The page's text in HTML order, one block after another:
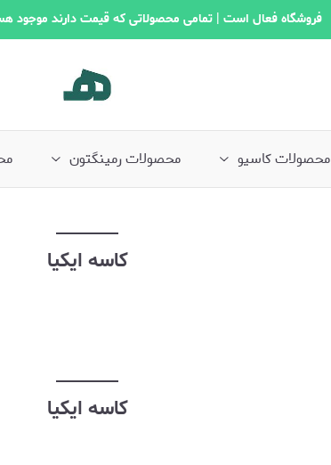
فروشگاه فعال است | تمامی محصولاتی که قیمت دارند موجود
محصولات کاسیو محصولات رمینگتون
کاسه ایکیا
کاسه ایکیا